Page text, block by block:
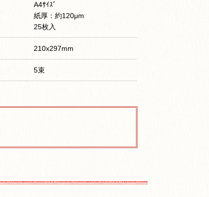
A4ｻｲｽﾞ
紙厚：約120μm
25枚入
210x297mm
5束